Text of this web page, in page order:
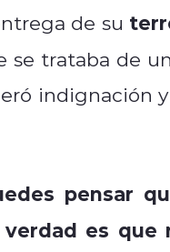
de su
se trataba de
indignación
pensar
es que